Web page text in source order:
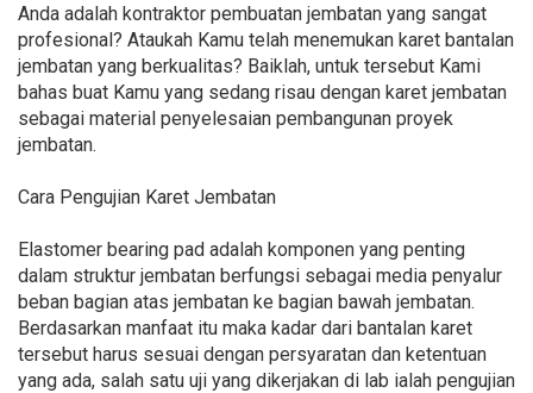
Anda adalah kontraktor pembuatan jembatan yang sangat
profesional? Ataukah Kamu telah menemukan karet bantalan
jembatan yang berkualitas? Baiklah, untuk tersebut Kami
bahas buat Kamu yang sedang risau dengan karet jembatan
sebagai material penyelesaian pembangunan proyek
jembatan.
Cara Pengujian Karet Jembatan
Elastomer bearing pad adalah komponen yang penting
dalam struktur jembatan berfungsi sebagai media penyalur
beban bagian atas jembatan ke bagian bawah jembatan.
Berdasarkan manfaat itu maka kadar dari bantalan karet
tersebut harus sesuai dengan persyaratan dan ketentuan
yang ada, salah satu uji yang dikerjakan di lab ialah pengujian